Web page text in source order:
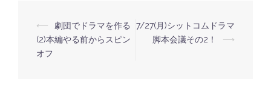
投
稿
⟵
劇団でドラマを作る
(2)本編やる前からスピン
オフ
7/27(月)シットコムドラマ
脚本会議その2！
⟶